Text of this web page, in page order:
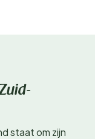
staat om zijn